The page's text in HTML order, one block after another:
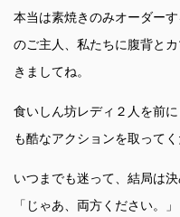
本当は素焼きのみオーダー
のご主人、私たちに腹背と
きましてね。
食いしん坊レディ２人を前
も酷なアクションを取って
いつまでも迷って、結局は
「じゃあ、両方ください。」